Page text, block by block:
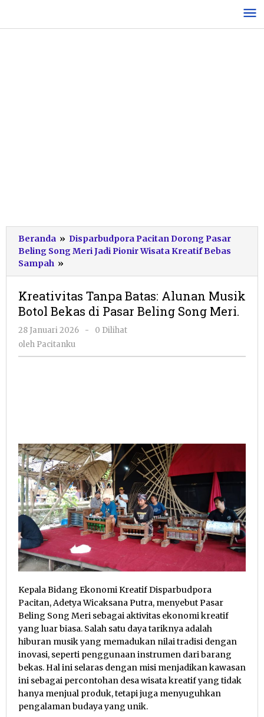
konten
Beranda » Disparbudpora Pacitan Dorong Pasar
Beling Song Meri Jadi Pionir Wisata Kreatif Bebas
Sampah »
Tanpa
Alunan
Musik
Botol
di
Kreativitas Tanpa Batas: Alunan Musik
Botol Bekas di Pasar Beling Song Meri.
28 Januari 2026
oleh
-
0 Dilihat
oleh Pacitanku
Kepala Bidang Ekonomi Kreatif Disparbudpora
Pacitan, Adetya Wicaksana Putra, menyebut Pasar
Beling Song Meri sebagai aktivitas ekonomi kreatif
yang luar biasa. Salah satu daya tariknya adalah
hiburan musik yang memadukan nilai tradisi dengan
inovasi, seperti penggunaan instrumen dari barang
bekas. Hal ini selaras dengan misi menjadikan kawasan
ini sebagai percontohan desa wisata kreatif yang tidak
hanya menjual produk, tetapi juga menyuguhkan
pengalaman budaya yang unik.